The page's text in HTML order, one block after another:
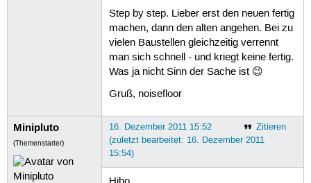
Step by step. Lieber erst den neuen fertig
machen, dann den alten angehen. Bei zu
vielen Baustellen gleichzeitig verrennt
man sich schnell - und kriegt keine fertig.
Was ja nicht Sinn der Sache ist 😉
Gruß, noisefloor
Minipluto
(Themenstarter)
Zitieren
16. Dezember 2011 15:52
(zuletzt bearbeitet: 16. Dezember 2011
15:54)